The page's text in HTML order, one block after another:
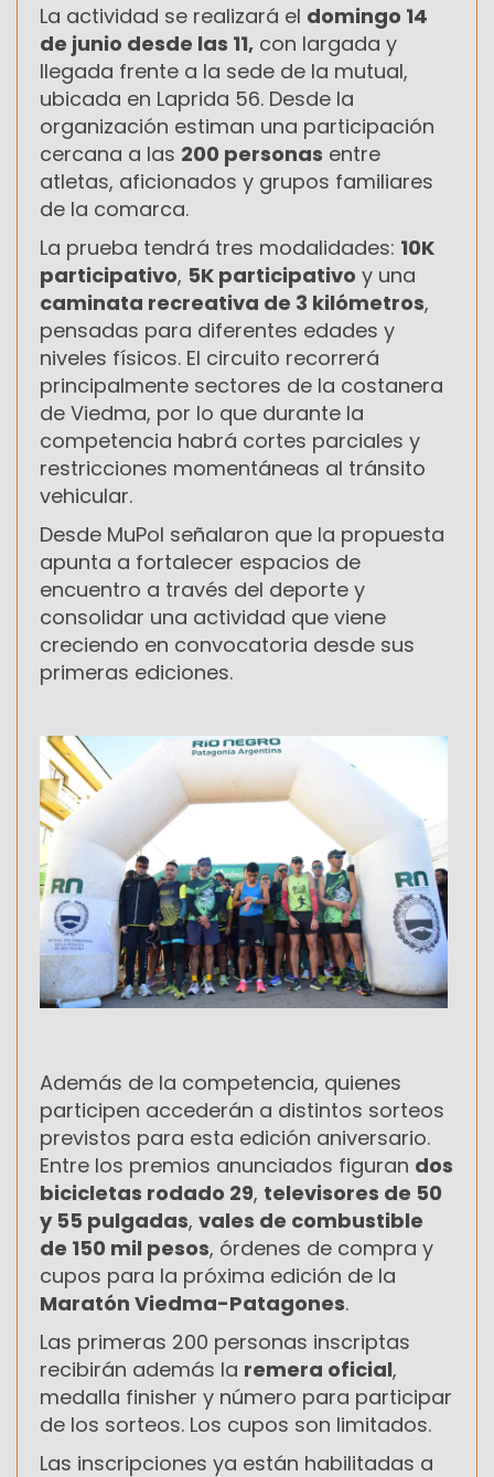
La actividad se realizará el domingo 14
de junio desde las 11, con largada y
llegada frente a la sede de la mutual,
ubicada en Laprida 56. Desde la
organización estiman una participación
cercana a las 200 personas entre
atletas, aficionados y grupos familiares
de la comarca.
La prueba tendrá tres modalidades: 10K
participativo, 5K participativo y una
caminata recreativa de 3 kilómetros,
pensadas para diferentes edades y
niveles físicos. El circuito recorrerá
principalmente sectores de la costanera
de Viedma, por lo que durante la
competencia habrá cortes parciales y
restricciones momentáneas al tránsito
vehicular.
Desde MuPol señalaron que la propuesta
apunta a fortalecer espacios de
encuentro a través del deporte y
consolidar una actividad que viene
creciendo en convocatoria desde sus
primeras ediciones.
Además de la competencia, quienes
participen accederán a distintos sorteos
previstos para esta edición aniversario.
Entre los premios anunciados figuran dos
bicicletas rodado 29, televisores de 50
y 55 pulgadas, vales de combustible
de 150 mil pesos, órdenes de compra y
cupos para la próxima edición de la
Maratón Viedma-Patagones.
Las primeras 200 personas inscriptas
recibirán además la remera oficial,
medalla finisher y número para participar
de los sorteos. Los cupos son limitados.
Las inscripciones ya están habilitadas a